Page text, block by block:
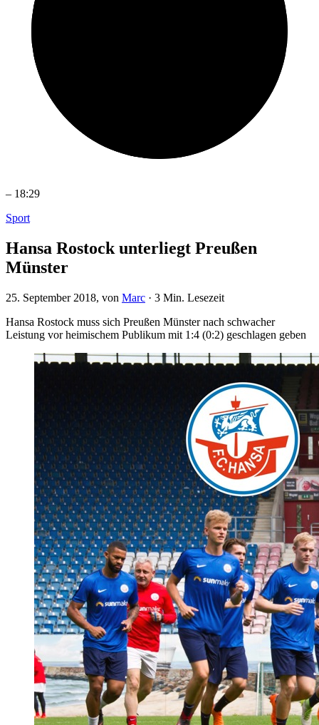
– 18:29
Sport
Hansa Rostock unterliegt Preußen
Münster
25. September 2018, von Marc · 3 Min. Lesezeit
Hansa Rostock muss sich Preußen Münster nach schwacher
Leistung vor heimischem Publikum mit 1:4 (0:2) geschlagen geben